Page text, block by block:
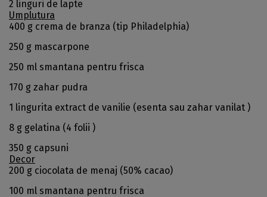
2 linguri de lapte
Umplutura
400 g crema de branza (tip Philadelphia)
250 g mascarpone
250 ml smantana pentru frisca
170 g zahar pudra
1 lingurita extract de vanilie (esenta sau zahar vanilat )
8 g gelatina (4 folii )
350 g capsuni
Decor
200 g ciocolata de menaj (50% cacao)
100 ml smantana pentru frisca